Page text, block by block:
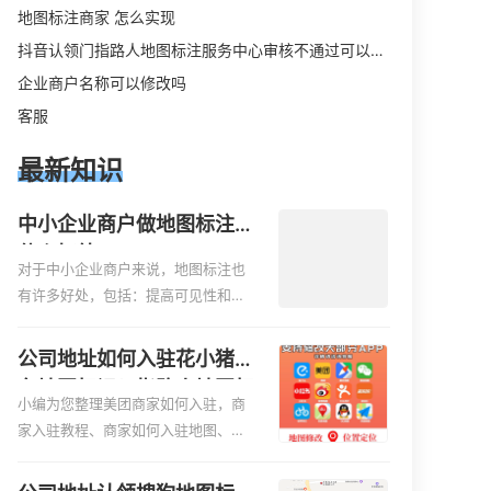
地图标注商家 怎么实现
抖音认领门指路人地图标注服务中心审核不通过可以删除不
企业商户名称可以修改吗
客服
最新知识
中小企业商户做地图标注有
对于中小企业商户来说，地图标注也
有许多好处，包括：提高可见性和曝
置，可以增加商户的可见性和曝光
率。当潜在客户在地图上搜索相关服
务或产品时，能够快速找到标注的商
户位置，增加商户被发现的机会。方
更容易地找到商户的实际位置。特别
公司地址如何入驻花小猪打
注服务中心铺如何入驻花小
小编为您整理美团商家如何入驻，商
家入驻教程、商家如何入驻地图、如
图、家政公司如何入驻美团相关地图